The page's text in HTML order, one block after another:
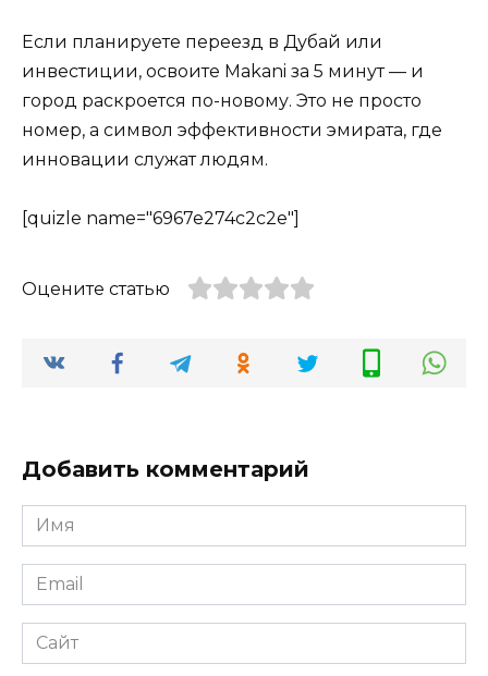
Если планируете переезд в Дубай или
инвестиции, освоите Makani за 5 минут — и
город раскроется по-новому. Это не просто
номер, а символ эффективности эмирата, где
инновации служат людям.
[quizle name="6967e274c2c2e"]
Оцените статью
Добавить комментарий
Имя
*
Email
*
Сайт